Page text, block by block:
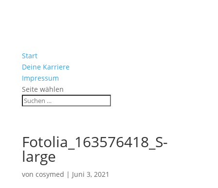
Start
Deine Karriere
Impressum
Seite wählen
Fotolia_163576418_S-
large
von cosymed | Juni 3, 2021